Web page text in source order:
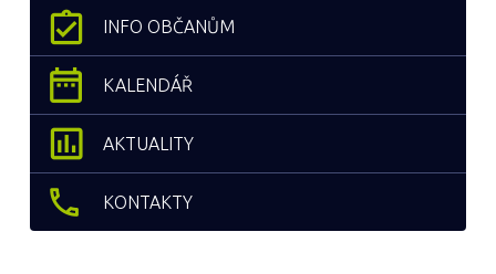
INFO OBČANŮM
KALENDÁŘ
AKTUALITY
KONTAKTY